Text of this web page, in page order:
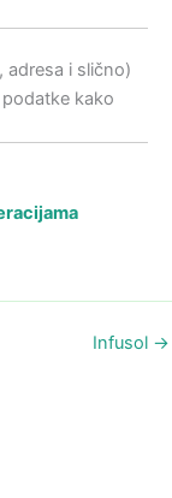
adresa i slično)
kako
Infusol →